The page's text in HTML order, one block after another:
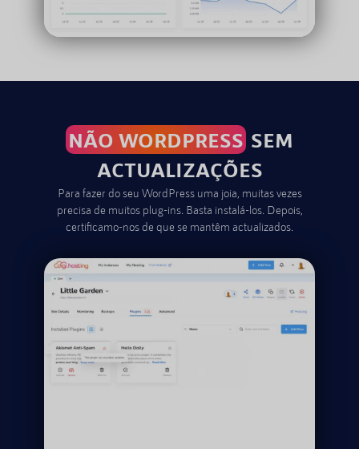
NÃO WORDPRESS SEM
ACTUALIZAÇÕES
Para fazer do seu WordPress uma joia, muitas vezes
precisa de muitos plug-ins. Basta instalá-los. Depois,
certificamo-nos de que se mantêm actualizados.